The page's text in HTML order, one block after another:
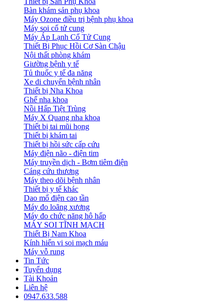
Bàn khám sản phụ khoa
Máy Ozone điều trị bệnh phụ khoa
Máy soi cổ tử cung
Máy Áp Lạnh Cổ Tử Cung
Thiết Bị Phục Hồi Cơ Sàn Chậu
Nội thất phòng khám
Giường bệnh y tế
Tủ thuốc y tế đa năng
Xe di chuyển bệnh nhân
Thiết bị Nha Khoa
Ghế nha khoa
Nồi Hấp Tiệt Trùng
Máy X Quang nha khoa
Thiết bị tai mũi họng
Thiết bị khám tai
Thiết bị hồi sức cấp cứu
Máy điện não - điện tim
Máy truyền dịch - Bơm tiêm điện
Cáng cứu thương
Máy theo dõi bệnh nhân
Thiết bị y tế khác
Dao mổ điện cao tần
Máy đo loãng xương
Máy đo chức năng hô hấp
MÁY SOI TĨNH MẠCH
Thiết Bị Nam Khoa
Kính hiển vi soi mạch máu
Máy vỗ rung
Tin Tức
Tuyển dụng
Tài Khoản
Liên hệ
0947.633.588